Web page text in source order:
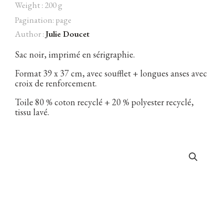
incandescence
Version 2.3.3
Weight : 200 g
Pagination: page
Author :Julie Doucet
Sac noir, imprimé en sérigraphie.
Format 39 x 37 cm, avec soufflet + longues anses avec
croix de renforcement.
Toile 80 % coton recyclé + 20 % polyester recyclé,
tissu lavé.